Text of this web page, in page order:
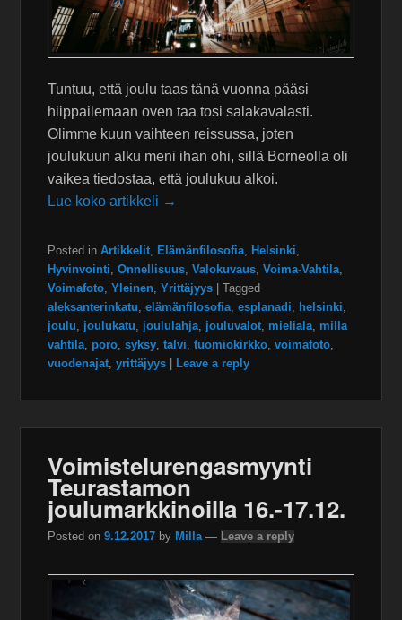
Tuntuu, että joulu taas tänä vuonna pääsi
hiippailemaan oven taa tosi salakavalasti.
Olimme kuun vaihteen reissussa, joten
joulukuun alku meni ihan ohi, sillä Borneolla oli
vaikea tiedostaa, että joulukuu alkoi.
Lue koko artikkeli →
Posted in Artikkelit, Elämänfilosofia, Helsinki,
Hyvinvointi,Onnellisuus,Valokuvaus,Voima-Vahtila,
Voimafoto,Yleinen,Yrittäjyys |Tagged
aleksanterinkatu,elämänfilosofia,esplanadi, helsinki,
joulu, joulukatu, joululahja, jouluvalot, mieliala, milla
vahtila, poro,syksy,talvi,tuomiokirkko,voimafoto,
vuodenajat,yrittäjyys Leave a reply
Voimistelurengasmyynti
Teurastamon
joulumarkkinoilla 16.-17.12.
Posted on9.12.2017 by Milla — Leave a reply